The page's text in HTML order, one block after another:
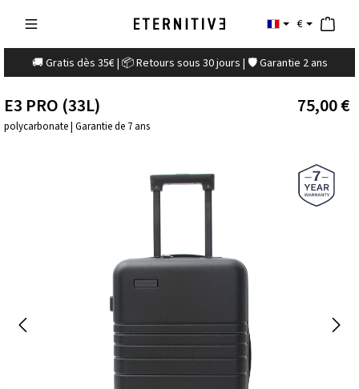
€
🚚 Gratis dès 35€ | 📦 Retours sous 30 jours | 🛡️ Garantie 2 ans
E3 PRO (33L)
polycarbonate | Garantie de 7 ans
75,00 €